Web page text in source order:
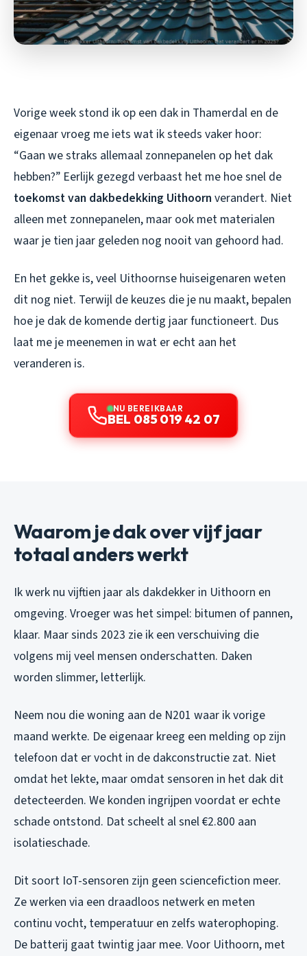
Vorige week stond ik op een dak in Thamerdal en de
eigenaar vroeg me iets wat ik steeds vaker hoor:
“Gaan we straks allemaal zonnepanelen op het dak
hebben?” Eerlijk gezegd verbaast het me hoe snel de
toekomst van dakbedekking Uithoorn verandert. Niet
alleen met zonnepanelen, maar ook met materialen
waar je tien jaar geleden nog nooit van gehoord had.
En het gekke is, veel Uithoornse huiseigenaren weten
dit nog niet. Terwijl de keuzes die je nu maakt, bepalen
hoe je dak de komende dertig jaar functioneert. Dus
laat me je meenemen in wat er echt aan het
veranderen is.
NU BEREIKBAAR
BEL 085 019 42 07
Waarom je dak over vijf jaar
totaal anders werkt
Ik werk nu vijftien jaar als dakdekker in Uithoorn en
omgeving. Vroeger was het simpel: bitumen of pannen,
klaar. Maar sinds 2023 zie ik een verschuiving die
volgens mij veel mensen onderschatten. Daken
worden slimmer, letterlijk.
Neem nou die woning aan de N201 waar ik vorige
maand werkte. De eigenaar kreeg een melding op zijn
telefoon dat er vocht in de dakconstructie zat. Niet
omdat het lekte, maar omdat sensoren in het dak dit
detecteerden. We konden ingrijpen voordat er echte
schade ontstond. Dat scheelt al snel €2.800 aan
isolatieschade.
Dit soort IoT-sensoren zijn geen sciencefiction meer.
Ze werken via een draadloos netwerk en meten
continu vocht, temperatuur en zelfs waterophoping.
De batterij gaat twintig jaar mee. Voor Uithoorn, met